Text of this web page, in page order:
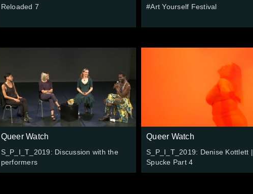
Reloaded 7 #Art Yourself Festival
Queer Watch
S_P_I_T_2019: Discussion with the
performers
Queer Watch
S_P_I_T_2019: Denise Kottlett |
Spucke Part 4